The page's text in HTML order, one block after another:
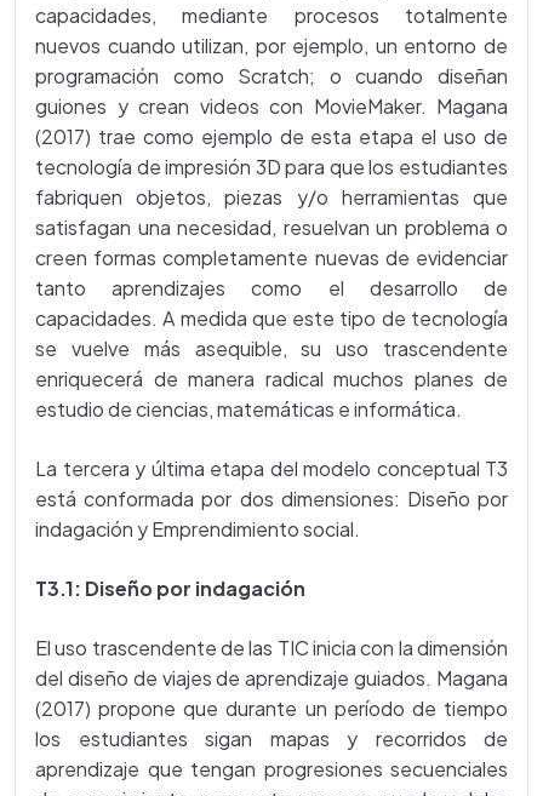
capacidades, mediante procesos totalmente
nuevos cuando utilizan, por ejemplo, un entorno de
programación como Scratch; o cuando diseñan
guiones y crean videos con MovieMaker. Magana
(2017) trae como ejemplo de esta etapa el uso de
tecnología de impresión 3D para que los estudiantes
fabriquen objetos, piezas y/o herramientas que
satisfagan una necesidad, resuelvan un problema o
creen formas completamente nuevas de evidenciar
tanto aprendizajes como el desarrollo de
capacidades. A medida que este tipo de tecnología
se vuelve más asequible, su uso trascendente
enriquecerá de manera radical muchos planes de
estudio de ciencias, matemáticas e informática.
La tercera y última etapa del modelo conceptual T3
está conformada por dos dimensiones: Diseño por
indagación y Emprendimiento social.
T3.1: Diseño por indagación
El uso trascendente de las TIC inicia con la dimensión
del diseño de viajes de aprendizaje guiados. Magana
(2017) propone que durante un período de tiempo
los estudiantes sigan mapas y recorridos de
aprendizaje que tengan progresiones secuenciales